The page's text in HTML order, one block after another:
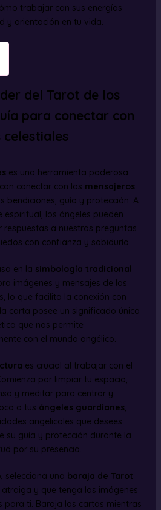
trabajar con sus energías
y orientación en tu vida.
del Tarot de los
para conectar con
celestiales
es una herramienta poderosa
conectar con los mensajeros
bendiciones, guía y protección. A
los ángeles pueden
a nuestras preguntas
con confianza y sabiduría.
en la simbología tradicional
imágenes y mensajes de los
lo que facilita la conexión con
carta posee un significado único
que nos permite
con el mundo angélico.
es crucial al trabajar con el
por limpiar tu espacio,
y meditar para centrar y
a tus ángeles guardianes,
angelicales que desees
su guía y protección durante la
por su presencia.
selecciona una baraja de Tarot
y que tenga las imágenes
para ti. Baraja las cartas mientras